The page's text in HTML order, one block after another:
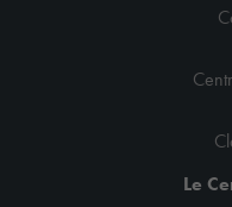
Le